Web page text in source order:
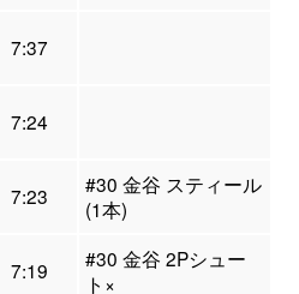
7:37
7:24
7:23
#30 金谷 スティール
(1本)
7:19
#30 金谷 2Pシュー
ト×